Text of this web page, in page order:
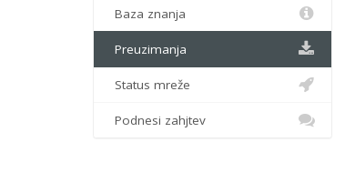
Baza znanja
Preuzimanja
Status mreže
Podnesi zahjtev